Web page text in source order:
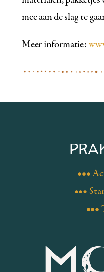
mee aan de slag te
Meer informatie:
•••
•••
•••